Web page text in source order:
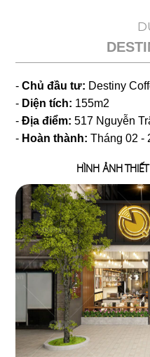
- Chủ đầu tư: Destiny
- Diện tích: 155m2
- Địa điểm: 517 Nguyễn
- Hoàn thành: Tháng 02 -
HÌNH ẢNH THIẾT